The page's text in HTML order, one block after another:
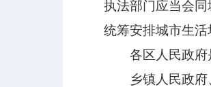
执法部门应当会
统筹安排城市生活
各区人民政府是
乡镇人民政府、